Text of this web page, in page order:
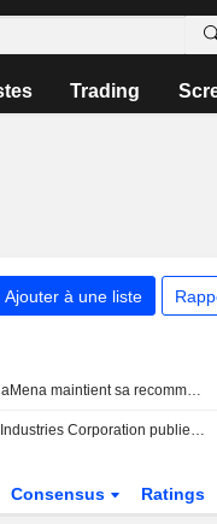
Trading
Ajouter à une liste
SABIC : AlphaMena maintient sa recommandation à l'achat
Saudi Basic Industries Corporation publie ses résultats pour le deuxième trimestre et le premier semestre clos le 30 juin 2026
Consensus Ratings